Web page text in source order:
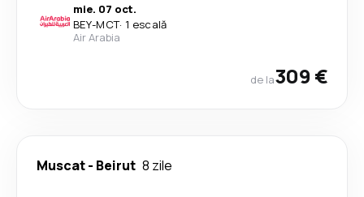
mie. 07 oct.
BEY-MCT· 1 escală
Air Arabia
de la309 €
Muscat- Beirut 8 zile